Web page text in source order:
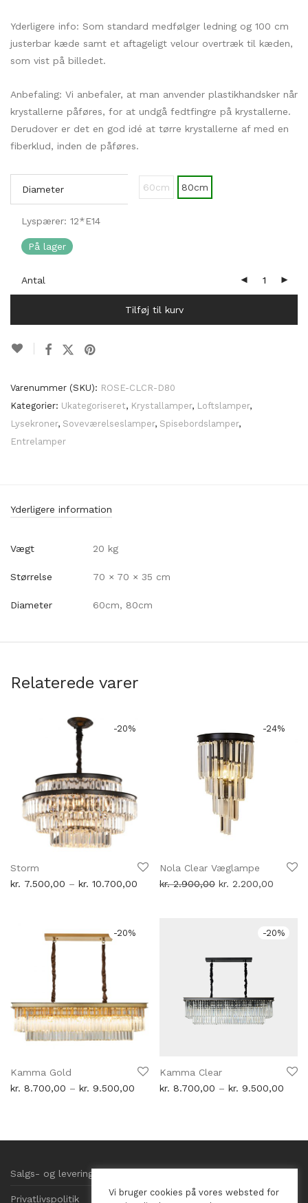
Yderligere info: Som standard medfølger ledning og 100 cm
justerbar kæde samt et aftageligt velour overtræk til kæden,
som vist på billedet.
Anbefaling: Vi anbefaler, at man anvender plastikhandsker når
krystallerne påføres, for at undgå fedtfingre på krystallerne.
Derudover er det en god idé at tørre krystallerne af med en
fiberklud, inden de påføres.
Diameter 60cm 80cm
Lyspærer: 12*E14
På lager
Antal
Tilføj til kurv
Varenummer (SKU): ROSE-CLCR-D80
Kategorier: Ukategoriseret, Krystallamper, Loftslamper,
Lysekroner, Soveværelseslamper, Spisebordslamper,
Entrelamper
Yderligere information
Vægt 20 kg
Størrelse 70 × 70 × 35 cm
Diameter 60cm, 80cm
Relaterede varer
-20%
Storm
kr. 7.500,00 – kr. 10.700,00 Prisinterval:
-24%
Nola Clear Væglampe
kr.2.900,00 Den
kr. 2.200,00
-20%
Kamma Gold
kr. 8.700,00 – kr. 9.500,00 Prisinterval:
-20%
Kamma Clear
kr. 8.700,00 – kr. 9.500,00
Salgs- og leveringsbetingelser
Privatlivspolitik
Vi bruger cookies på vores websted for